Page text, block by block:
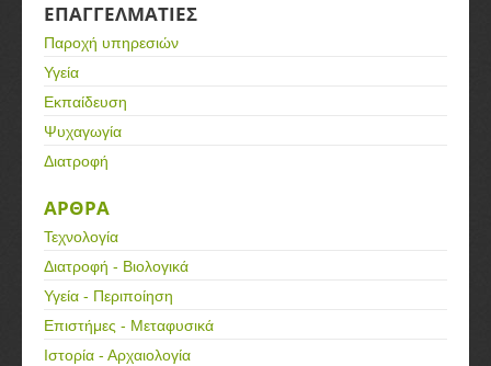
ΕΠΑΓΓΕΛΜΑΤΙΕΣ
Παροχή υπηρεσιών
Υγεία
Εκπαίδευση
Ψυχαγωγία
Διατροφή
ΑΡΘΡΑ
Τεχνολογία
Διατροφή - Βιολογικά
Υγεία - Περιποίηση
Επιστήμες - Μεταφυσικά
Ιστορία - Αρχαιολογία